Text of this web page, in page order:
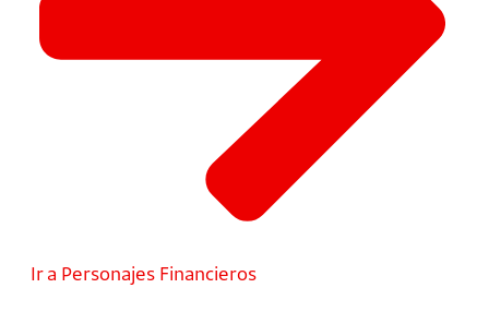
Ir a Personajes Financieros